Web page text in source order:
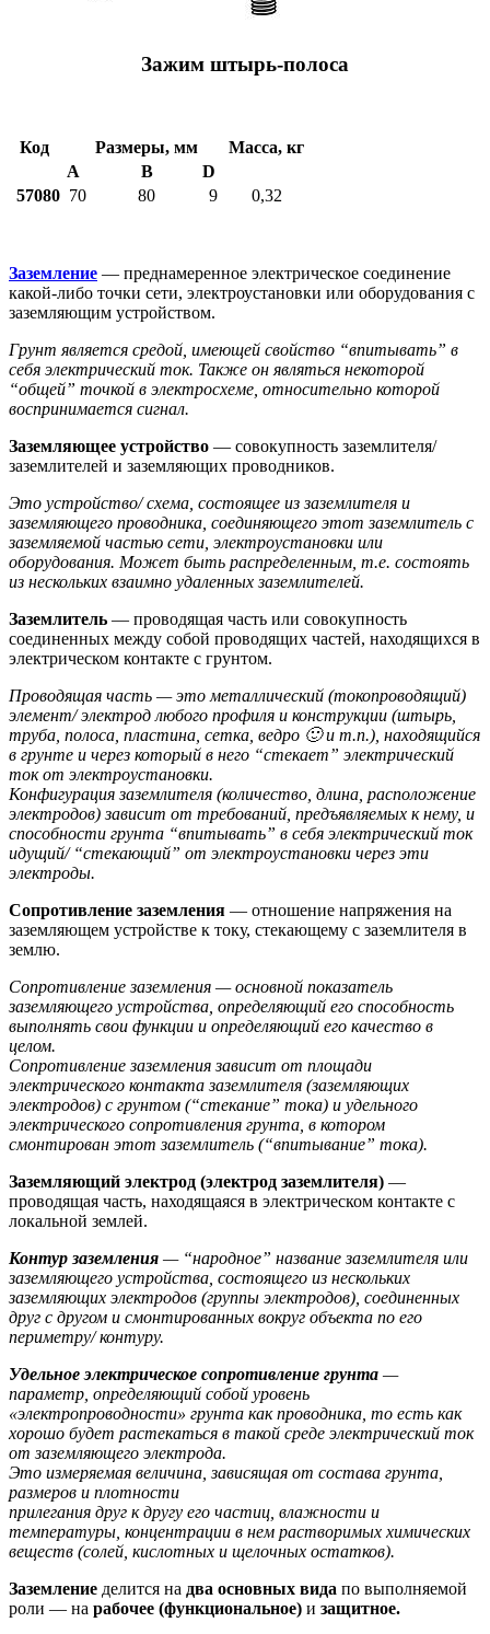
Зажим штырь-полоса
Код Размеры, мм
Масса, кг
A
B
D
57080 70 80 9 0,32
Заземление — преднамеренное электрическое соединение
какой-либо точки сети, электроустановки или оборудования с
заземляющим устройством.
Грунт является средой, имеющей свойство “впитывать” в
себя электрический ток. Также он являться некоторой
“общей” точкой в электросхеме, относительно которой
воспринимается сигнал.
Заземляющее устройство — совокупность заземлителя/
заземлителей и заземляющих проводников.
Это устройство/ схема, состоящее из заземлителя и
заземляющего проводника, соединяющего этот заземлитель с
заземляемой частью сети, электроустановки или
оборудования. Может быть распределенным, т.е. состоять
из нескольких взаимно удаленных заземлителей.
Заземлитель — проводящая часть или совокупность
соединенных между собой проводящих частей, находящихся в
электрическом контакте с грунтом.
Проводящая часть — это металлический (токопроводящий)
элемент/ электрод любого профиля и конструкции (штырь,
труба, полоса, пластина, сетка, ведро 🙂 и т.п.), находящийся
в грунте и через который в него “стекает” электрический
ток от электроустановки.
Конфигурация заземлителя (количество, длина, расположение
электродов) зависит от требований, предъявляемых к нему, и
способности грунта “впитывать” в себя электрический ток
идущий/ “стекающий” от электроустановки через эти
электроды.
Сопротивление заземления — отношение напряжения на
заземляющем устройстве к току, стекающему с заземлителя в
землю.
Сопротивление заземления — основной показатель
заземляющего устройства, определяющий его способность
выполнять свои функции и определяющий его качество в
целом.
Сопротивление заземления зависит от площади
электрического контакта заземлителя (заземляющих
электродов) с грунтом (“стекание” тока) и удельного
электрического сопротивления грунта, в котором
смонтирован этот заземлитель (“впитывание” тока).
Заземляющий электрод (электрод заземлителя) —
проводящая часть, находящаяся в электрическом контакте с
локальной землей.
Контур заземления — “народное” название заземлителя или
заземляющего устройства, состоящего из нескольких
заземляющих электродов (группы электродов), соединенных
друг с другом и смонтированных вокруг объекта по его
периметру/ контуру.
Удельное электрическое сопротивление грунта —
параметр, определяющий собой уровень
«электропроводности» грунта как проводника, то есть как
хорошо будет растекаться в такой среде электрический ток
от заземляющего электрода.
Это измеряемая величина, зависящая от состава грунта,
размеров и плотности
прилегания друг к другу его частиц, влажности и
температуры, концентрации в нем растворимых химических
веществ (солей, кислотных и щелочных остатков).
Заземление делится на два основных вида по выполняемой
роли — на рабочее (функциональное) и защитное.